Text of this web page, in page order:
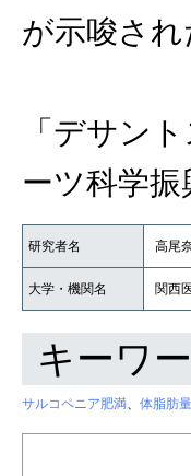
が示唆され
「デサン
ーツ科学振
研究者名 高尾
大学・機関名 関西
キーワ
サルコペニア肥満、 体脂肪量